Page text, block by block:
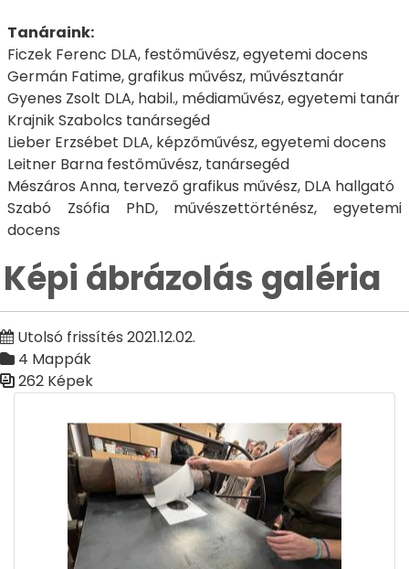
Tanáraink:
Ficzek Ferenc DLA, festőművész, egyetemi docens
Germán Fatime, grafikus művész, művésztanár
Gyenes Zsolt DLA, habil., médiaművész, egyetemi tanár
Krajnik Szabolcs tanársegéd
Lieber Erzsébet DLA, képzőművész, egyetemi docens
Leitner Barna festőművész, tanársegéd
Mészáros Anna, tervező grafikus művész, DLA hallgató
Szabó Zsófia PhD, művészettörténész, egyetemi
docens
Képi ábrázolás galéria
Utolsó frissítés 2021.12.02.
4 Mappák
262 Képek